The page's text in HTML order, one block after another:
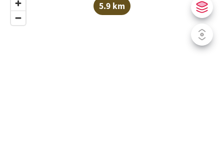
5.9 km